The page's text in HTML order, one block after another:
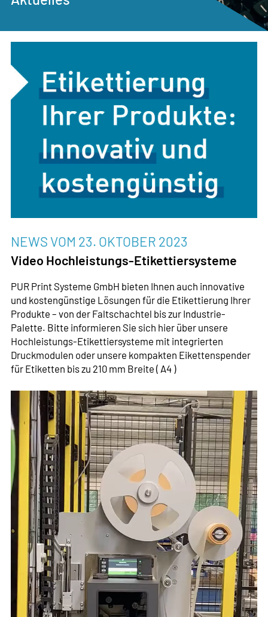
NEWS VOM 23. OKTOBER 2023
Video Hochleistungs-Etikettiersysteme
PUR Print Systeme GmbH bieten Ihnen auch innovative
und kostengünstige Lösungen für die Etikettierung Ihrer
Produkte – von der Faltschachtel bis zur Industrie-
Palette. Bitte informieren Sie sich hier über unsere
Hochleistungs-Etikettiersysteme mit integrierten
Druckmodulen oder unsere kompakten Eikettenspender
für Etiketten bis zu 210 mm Breite ( A4 )